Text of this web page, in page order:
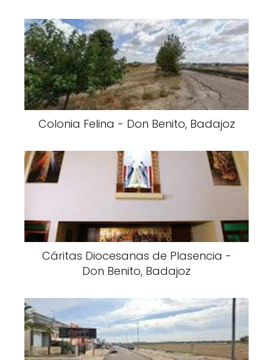
Colonia Felina - Don Benito, Badajoz
Cáritas Diocesanas de Plasencia -
Don Benito, Badajoz